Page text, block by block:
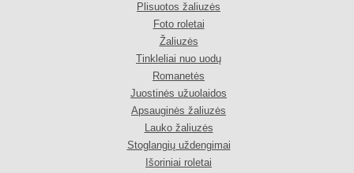
Plisuotos žaliuzės
Foto roletai
Žaliuzės
Tinkleliai nuo uodų
Romanetės
Juostinės užuolaidos
Apsauginės žaliuzės
Lauko žaliuzės
Stoglangių uždengimai
Išoriniai roletai